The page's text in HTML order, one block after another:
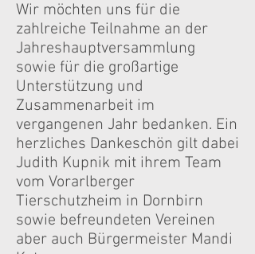
Wir möchten uns für die
zahlreiche Teilnahme an der
Jahreshauptversammlung
sowie für die großartige
Unterstützung und
Zusammenarbeit im
vergangenen Jahr bedanken. Ein
herzliches Dankeschön gilt dabei
Judith Kupnik mit ihrem Team
vom Vorarlberger
Tierschutzheim in Dornbirn
sowie befreundeten Vereinen
aber auch Bürgermeister Mandi